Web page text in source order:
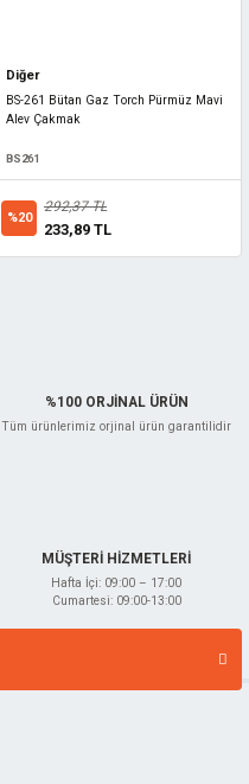
Diğer
BS-261 Bütan Gaz Torch Pürmüz Mavi
Alev Çakmak
BS261
%20
292,37 TL
233,89 TL
%100 ORJİNAL ÜRÜN
Tüm ürünlerimiz orjinal ürün garantilidir
MÜŞTERİ HİZMETLERİ
Hafta İçi: 09:00 – 17:00
Cumartesi: 09:00-13:00